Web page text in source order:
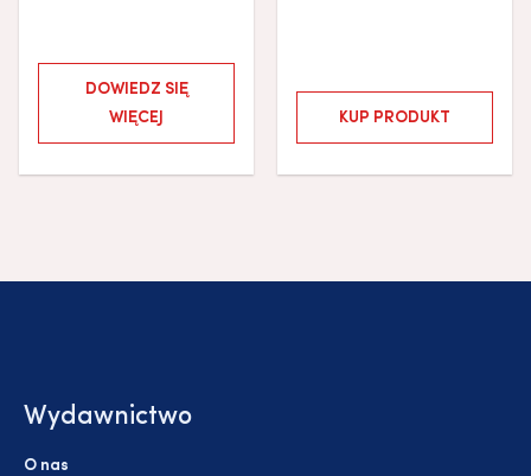
DOWIEDZ SIĘ
WIĘCEJ
KUP PRODUKT
Wydawnictwo
O nas